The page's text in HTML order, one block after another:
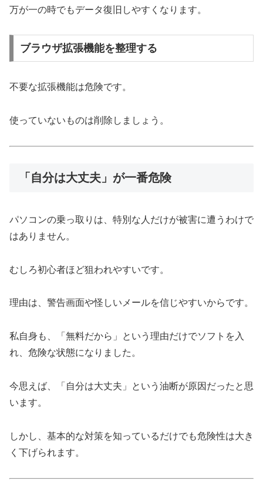
万が一の時でもデータ復旧しやすくなります。
ブラウザ拡張機能を整理する
不要な拡張機能は危険です。
使っていないものは削除しましょう。
「自分は大丈夫」が一番危険
パソコンの乗っ取りは、特別な人だけが被害に遭うわけで
はありません。
むしろ初心者ほど狙われやすいです。
理由は、警告画面や怪しいメールを信じやすいからです。
私自身も、「無料だから」という理由だけでソフトを入
れ、危険な状態になりました。
今思えば、「自分は大丈夫」という油断が原因だったと思
います。
しかし、基本的な対策を知っているだけでも危険性は大き
く下げられます。